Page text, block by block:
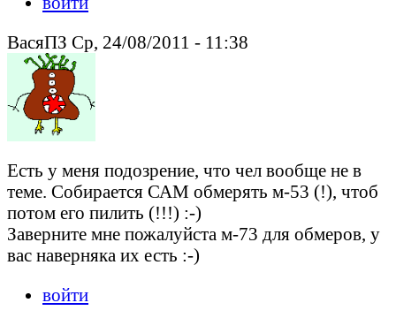
ВасяПЗ Ср, 24/08/2011 - 11:38
Есть у меня подозрение, что чел вообще не в
теме. Собирается САМ обмерять м-53 (!), чтоб
потом его пилить (!!!) :-)
Заверните мне пожалуйста м-73 для обмеров, у
вас наверняка их есть :-)
войти